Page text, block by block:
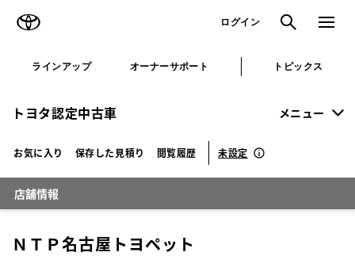
ログイン 検索 メニュ
ラインアップ オーナーサポート トピックス
トヨタ認定中古車 メニュー
お気に入り 保存した見積り 閲覧履歴 未設定
店舗情報
ＮＴＰ名古屋トヨペット